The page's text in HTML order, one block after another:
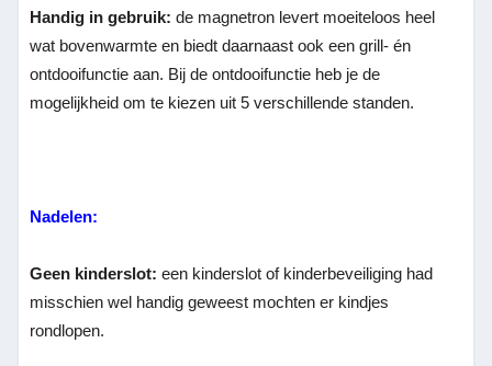
Handig in gebruik:de magnetron levert moeiteloos heel
wat bovenwarmte en biedt daarnaast ook een grill- én
ontdooifunctie aan. Bij de ontdooifunctie heb je de
mogelijkheid om te kiezen uit 5 verschillende standen.
Nadelen:
Geen kinderslot: een kinderslot of kinderbeveiliging had
misschien wel handig geweest mochten er kindjes
rondlopen.